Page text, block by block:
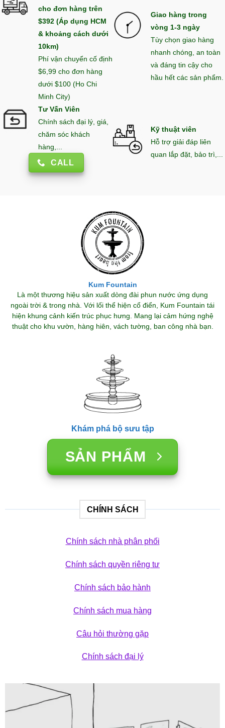
cho đơn hàng trên
$392 (Áp dụng HCM
& khoảng cách dưới
10km)
Phí vận chuyển cố định
$6,99 cho đơn hàng
dưới $100 (Ho Chi
Minh City)
Giao hàng trong
vòng 1-3 ngày
Tùy chọn giao hàng
nhanh chóng, an toàn
và đáng tin cậy cho
hầu hết các sản phẩm.
Tư Vấn Viên
Chính sách đại lý, giá,
chăm sóc khách
hàng,...
CALL
Kỹ thuật viên
Hỗ trợ giải đáp liên
quan lắp đặt, bảo trì,...
Kum Fountain
Là một thương hiệu sản xuất dòng đài phun nước ứng dụng
ngoài trời & trong nhà. Với lối thể hiện cổ điển, Kum Fountain tái
hiện khung cảnh kiến trúc phục hưng. Mang lại cảm hứng nghệ
thuật cho khu vườn, hàng hiên, vách tường, ban công nhà bạn.
Khám phá bộ sưu tập
SẢN PHẨM
CHÍNH SÁCH
Chính sách nhà phân phối
Chính sách quyền riêng tư
Chính sách bảo hành
Chính sách mua hàng
Câu hỏi thường gặp
Chính sách đại lý